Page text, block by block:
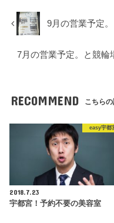
9月の営業予定。
7月の営業予定。と競輪
RECOMMEND こちらの
easy宇都
2018.7.23
宇都宮！予約不要の美容室